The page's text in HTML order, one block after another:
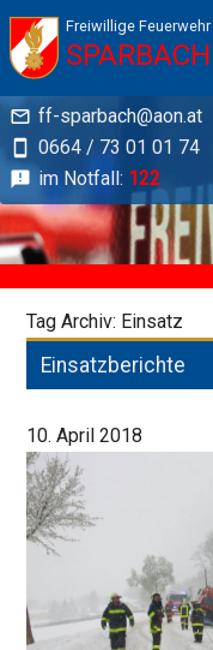
Freiwillige Feuerwehr
SPARBACH
ff-sparbach@aon.at
0664 / 73 01 01 74
im Notfall: 122
Tag Archiv: Einsatz
Einsatzberichte
10. April 2018